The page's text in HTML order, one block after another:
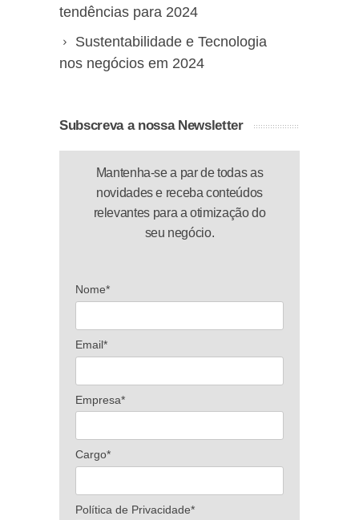
tendências para 2024
Sustentabilidade e Tecnologia
nos negócios em 2024
Subscreva a nossa Newsletter
Mantenha-se a par de todas as
novidades e receba conteúdos
relevantes para a otimização do
seu negócio.
Nome*
Email*
Empresa*
Cargo*
Política de Privacidade*